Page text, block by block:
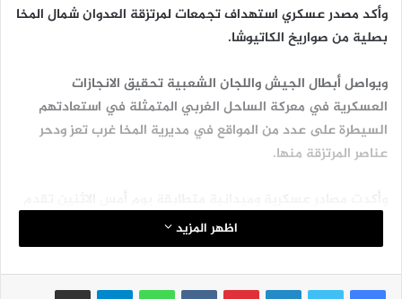
وأكد مصدر عسكري استهداف تجمعات لمرتزقة العدوان شمال المخا
بصلية من صواريخ الكاتيوشا.
ويواصل أبطال الجيش واللجان الشعبية تحقيق الانجازات
العسكرية في معركة الساحل الغربي المتمثلة في استعادتهم
السيطرة على عدد من المواقع في مديرية المخا غرب تعز ودحر
عناصر المرتزقة منها.
الجيش واللجان باتجاه مواقع مرتزقة العدوان السعودي الأمريكي
شرق مديرية المخا.
وأوضحت المصادر أن الجيش واللجان تمكنا في عملية نوعية من
اظهر المزيد
لينكدإنبينتيريست واتساب تيلقرام مشاركة عبر البريد